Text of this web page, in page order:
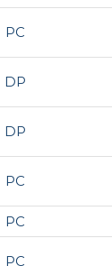
PC
DP
DP
PC
PC
PC